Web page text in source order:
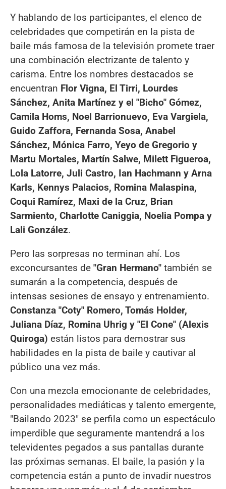
Y hablando de los participantes, el elenco de
celebridades que competirán en la pista de
baile más famosa de la televisión promete traer
una combinación electrizante de talento y
carisma. Entre los nombres destacados se
encuentran Flor Vigna, El Tirri, Lourdes
Sánchez, Anita Martínez y el "Bicho" Gómez,
Camila Homs, Noel Barrionuevo, Eva Vargiela,
Guido Zaffora, Fernanda Sosa, Anabel
Sánchez, Mónica Farro, Yeyo de Gregorio y
Martu Mortales, Martín Salwe, Milett Figueroa,
Lola Latorre, Juli Castro, Ian Hachmann y Arna
Karls, Kennys Palacios, Romina Malaspina,
Coqui Ramírez, Maxi de la Cruz, Brian
Sarmiento, Charlotte Caniggia, Noelia Pompa y
Lali González.
Pero las sorpresas no terminan ahí. Los
exconcursantes de "Gran Hermano" también se
sumarán a la competencia, después de
intensas sesiones de ensayo y entrenamiento.
Constanza "Coty" Romero, Tomás Holder,
Juliana Díaz, Romina Uhrig y "El Cone" (Alexis
Quiroga) están listos para demostrar sus
habilidades en la pista de baile y cautivar al
público una vez más.
Con una mezcla emocionante de celebridades,
personalidades mediáticas y talento emergente,
"Bailando 2023" se perfila como un espectáculo
imperdible que seguramente mantendrá a los
televidentes pegados a sus pantallas durante
las próximas semanas. El baile, la pasión y la
competencia están a punto de invadir nuestros